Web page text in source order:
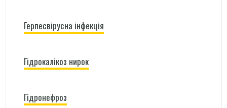
Герпесвірусна інфекція
Гідрокалікоз нирок
Гідронефроз